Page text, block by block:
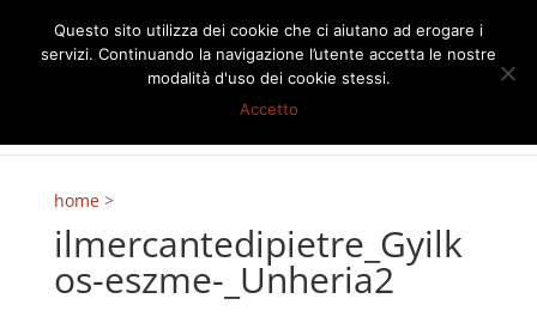
home>
ilmercantedipietre_Gyilk
os-eszme-_Unheria2
Questo sito utilizza dei cookie che ci aiutano ad erogare i
servizi. Continuando la navigazione l’utente accetta le nostre
modalità d'uso dei cookie stessi.
Accetto